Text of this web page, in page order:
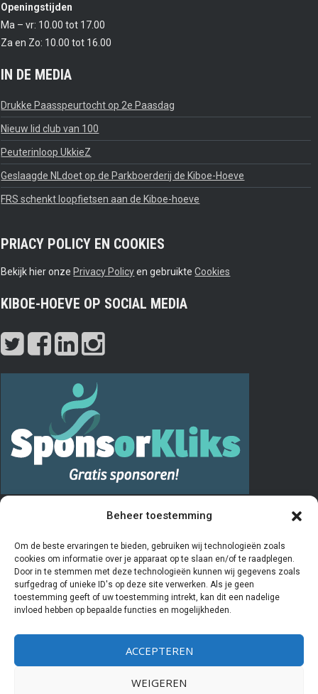
Beheer toestemming
Om de beste ervaringen te bieden, gebruiken wij technologieën zoals
cookies om informatie over je apparaat op te slaan en/of te raadplegen.
Door in te stemmen met deze technologieën kunnen wij gegevens zoals
surfgedrag of unieke ID's op deze site verwerken. Als je geen
toestemming geeft of uw toestemming intrekt, kan dit een nadelige
invloed hebben op bepaalde functies en mogelijkheden.
ACCEPTEREN
WEIGEREN
Openingstijden
Ma – vr: 10.00 tot 17.00
Za en Zo: 10.00 tot 16.00
IN DE MEDIA
Drukke Paasspeurtocht op 2e Paasdag
Nieuw lid club van 100
Peuterinloop UkkieZ
Geslaagde NLdoet op de Parkboerderij de Kiboe-Hoeve
FRS schenkt loopfietsen aan de Kiboe-hoeve
PRIACY POLICY EN COOKIES
Bekijk hier onze Privacy Policyen gebruikteCookies
KIBOE-HOEVE OP SOCIAL MEDIA
De “Vrienden van” registratie verloopt via het invullen en opsturen van
het aanmeldingsformulier. De door u ingevulde gegevens worden
door de penningmeester van de stichting Vrienden van Kiboe-hoeve
beheerd en geregistreerd in een Excelprogramma. De bestuursleden
van deze stichting hebben als enige partijen inzicht in deze
gegevens. Als u aangeeftgeenVriend meer te willen zijn worden uw
gegevens gearchiveerd en zal er geen contact meer met u
opgenomen worden. Wij verstrekken nooit gegevens aan derden.